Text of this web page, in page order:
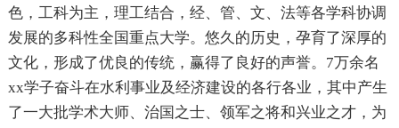
色，工科为主，理工结合，经、管、文、法等各学科协调
发展的多科性全国重点大学。悠久的历史，孕育了深厚的
文化，形成了优良的传统，赢得了良好的声誉。7万余名
xx学子奋斗在水利事业及经济建设的各行各业，其中产生
了一大批学术大师、治国之士、领军之将和兴业之才，为